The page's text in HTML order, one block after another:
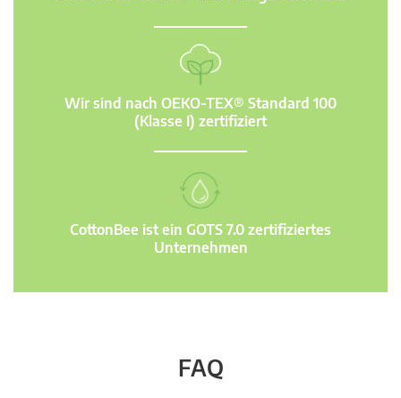
Wir sind nach OEKO-TEX® Standard 100
(Klasse I) zertifiziert
CottonBee ist ein GOTS 7.0 zertifiziertes
Unternehmen
FAQ